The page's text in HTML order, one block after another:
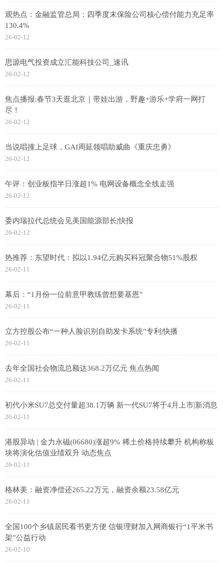
观热点：金融监管总局：四季度末保险公司核心偿付能力充足率
130.4%
26-02-12
思源电气投资成立汇能科技公司_速讯
26-02-12
焦点播报:春节3天逛北京｜带娃出游，野趣+游乐+学府一网打
尽！
26-02-12
当说唱撞上足球，GAI周延领唱助威曲《重庆忠勇》
26-02-12
午评：创业板指半日涨超1% 电网设备概念全线走强
26-02-12
委内瑞拉代总统会见美国能源部长|快报
26-02-12
热推荐：东望时代：拟以1.94亿元购买科冠聚合物51%股权
26-02-11
幕后：“1月份一位前意甲教练曾想要基恩”
26-02-11
立方控股公布“一种人脸识别自助发卡系统”专利|快播
26-02-11
去年全国社会物流总额达368.2万亿元 焦点热闻
26-02-11
初代小米SU7总交付量超38.1万辆 新一代SU7将于4月上市|新消息
26-02-11
港股异动 | 金力永磁(06680)涨超9% 稀土价格持续攀升 机构称板
块将演化估值业绩双升 动态焦点
26-02-11
格林美：融资净偿还265.22万元，融资余额23.58亿元
26-02-11
全国100个乡镇居民看书更方便 信银理财加入网商银行“1平米书
架”公益行动
26-02-10